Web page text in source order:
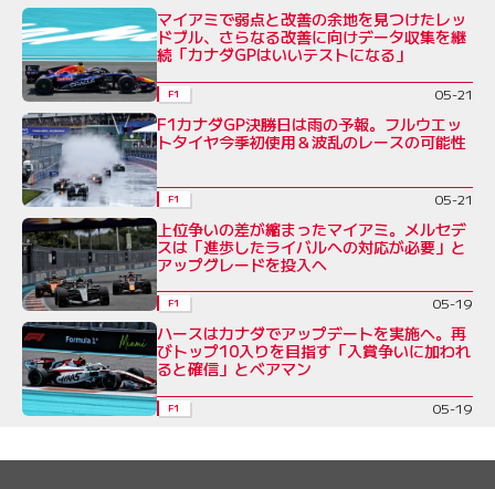
マイアミで弱点と改善の余地を見つけたレッ
ドブル、さらなる改善に向けデータ収集を継
続「カナダGPはいいテストになる」
F1 05-21
F1カナダGP決勝日は雨の予報。フルウエッ
トタイヤ今季初使用＆波乱のレースの可能性
F1 05-21
上位争いの差が縮まったマイアミ。メルセデ
スは「進歩したライバルへの対応が必要」と
アップグレードを投入へ
F1 05-19
ハースはカナダでアップデートを実施へ。再
びトップ10入りを目指す「入賞争いに加われ
ると確信」とベアマン
F1 05-19